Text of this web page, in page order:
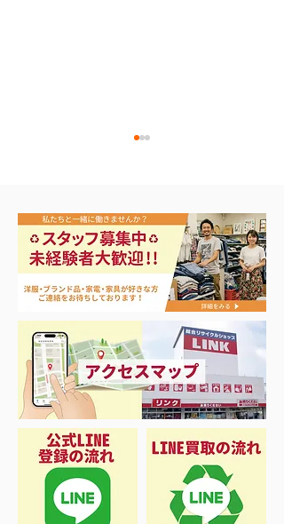
ナイキ＆X-Girl 衣料＆ス
ニーカー大量入荷